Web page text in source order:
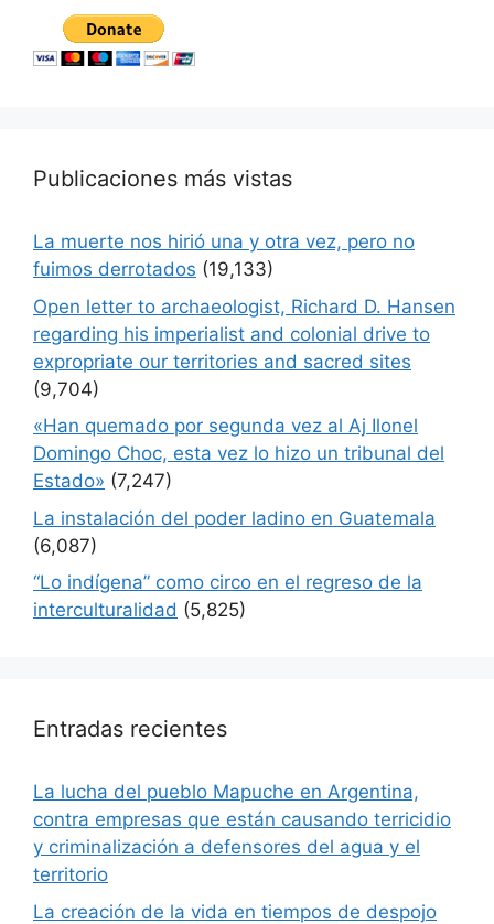
Publicaciones más vistas
La muerte nos hirió una y otra vez, pero no
fuimos derrotados (19,133)
Open letter to archaeologist, Richard D. Hansen
regarding his imperialist and colonial drive to
expropriate our territories and sacred sites
(9,704)
«Han quemado por segunda vez al Aj Ilonel
Domingo Choc, esta vez lo hizo un tribunal del
Estado» (7,247)
La instalación del poder ladino en Guatemala
(6,087)
“Lo indígena” como circo en el regreso de la
interculturalidad (5,825)
Entradas recientes
La lucha del pueblo Mapuche en Argentina,
contra empresas que están causando terricidio
y criminalización a defensores del agua y el
territorio
La creación de la vida en tiempos de despojo